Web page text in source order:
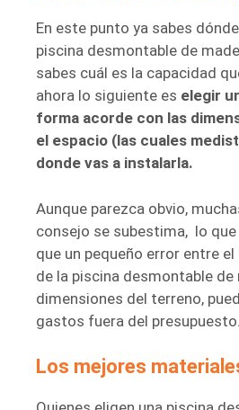
En este punto ya sabes
piscina desmontable de
sabes cuál es la capacidad
ahora lo siguiente es elegir
forma acorde con las
el espacio (las cuales
donde vas a instalarla.
Aunque parezca obvio,
consejo se subestima, lo
que un pequeño error entre
de la piscina desmontable de
dimensiones del terreno,
gastos fuera del presupuesto.
Los mejores